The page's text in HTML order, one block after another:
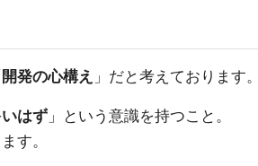
開発の心構え 」だと考えております。
はず 」という意識を持つこと。
す。